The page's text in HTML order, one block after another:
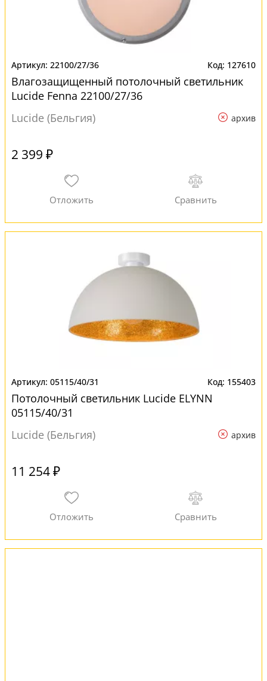
22100/27/36 127610
Влагозащищенный потолочный светильник
Lucide Fenna 22100/27/36
Lucide (Бельгия)
архив
2 399 ₽
05115/40/31 155403
Потолочный светильник Lucide ELYNN
05115/40/31
Lucide (Бельгия)
архив
11 254 ₽